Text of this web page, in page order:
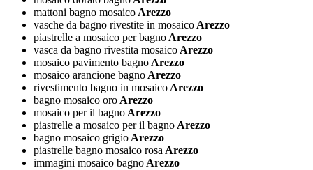
mattoni bagno mosaicoArezzo
vasche da bagno rivestite in mosaicoArezzo
piastrelle a mosaico per bagnoArezzo
vasca da bagno rivestita mosaicoArezzo
mosaico pavimento bagnoArezzo
mosaico arancione bagnoArezzo
rivestimento bagno in mosaicoArezzo
bagno mosaico oroArezzo
mosaico per il bagnoArezzo
piastrelle a mosaico per il bagnoArezzo
bagno mosaico grigioArezzo
piastrelle bagno mosaico rosaArezzo
immagini mosaico bagnoArezzo